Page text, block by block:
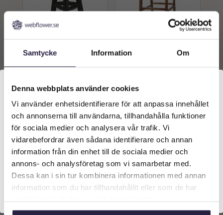
Samtycke Information Om
Denna webbplats använder cookies
Vi använder enhetsidentifierare för att anpassa innehållet
och annonserna till användarna, tillhandahålla funktioner
för sociala medier och analysera vår trafik. Vi
vidarebefordrar även sådana identifierare och annan
information från din enhet till de sociala medier och
annons- och analysföretag som vi samarbetar med.
Dessa kan i sin tur kombinera informationen med annan
information som du har tillhandahållit eller som de har
RUND HÖG SVART
1599
varukorg
BRUN 40X53X89CM
varukorg
Välkommen till Webflower
Vilken typ av kund är du? Du kan alltid justera ditt val
längst upp på sidan.
Företagskund (exkl. moms)
Privatkund (inkl. moms)